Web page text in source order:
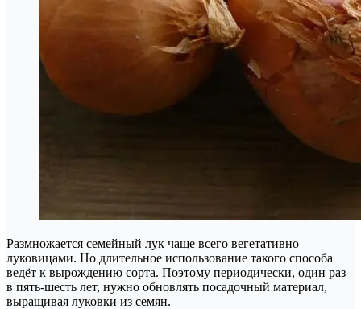
Размножается семейный лук чаще всего вегетативно —
луковицами. Но длительное использование такого способа
ведёт к вырождению сорта. Поэтому периодически, один раз
в пять-шесть лет, нужно обновлять посадочный материал,
выращивая луковки из семян.